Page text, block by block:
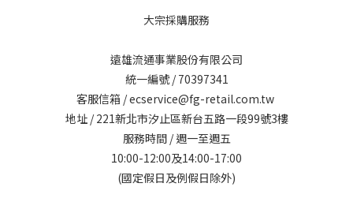
大宗採購服務
遠雄流通事業股份有限公司
統一編號 / 70397341
客服信箱 / ecservice@fg-retail.com.tw
地址 / 221新北市汐止區新台五路一段99號3樓
服務時間 / 週一至週五
10:00-12:00及14:00-17:00
(國定假日及例假日除外)